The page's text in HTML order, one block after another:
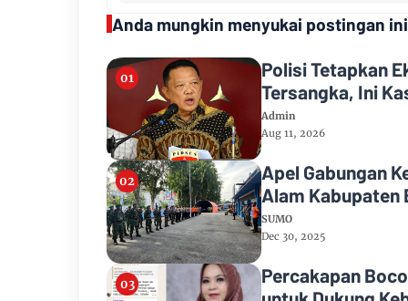
Anda mungkin menyukai postingan ini
Polisi Tetapkan
Tersangka, Ini
Admin
Aug 11, 2026
Apel Gabungan
Alam Kabupaten
SUMO
Dec 30, 2025
Percakapan